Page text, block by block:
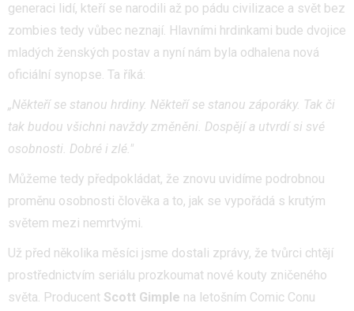
generaci lidí, kteří se narodili až po pádu civilizace a svět bez
zombies tedy vůbec neznají. Hlavními hrdinkami bude dvojice
mladých ženských postav a nyní nám byla odhalena nová
oficiální synopse. Ta říká:
„Někteří se stanou hrdiny. Někteří se stanou záporáky. Tak či
tak budou všichni navždy změněni. Dospějí a utvrdí si své
osobnosti. Dobré i zlé."
Můžeme tedy předpokládat, že znovu uvidíme podrobnou
proměnu osobnosti člověka a to, jak se vypořádá s krutým
světem mezi nemrtvými.
Už před několika měsíci jsme dostali zprávy, že tvůrci chtějí
prostřednictvím seriálu prozkoumat nové kouty zničeného
světa. Producent Scott Gimple na letošním Comic Conu